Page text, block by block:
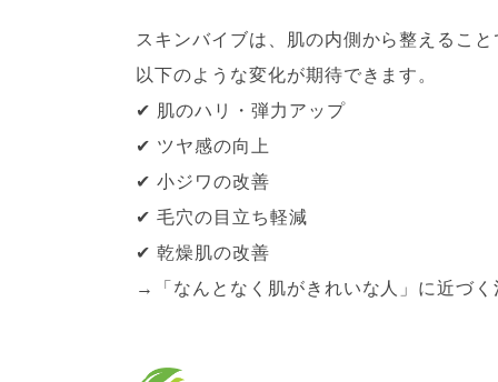
スキンバイブは、肌の内側から整えること
以下のような変化が期待できます。
✔ 肌のハリ・弾力アップ
✔ ツヤ感の向上
✔ 小ジワの改善
✔ 毛穴の目立ち軽減
✔ 乾燥肌の改善
→「なんとなく肌がきれいな人」に近づ